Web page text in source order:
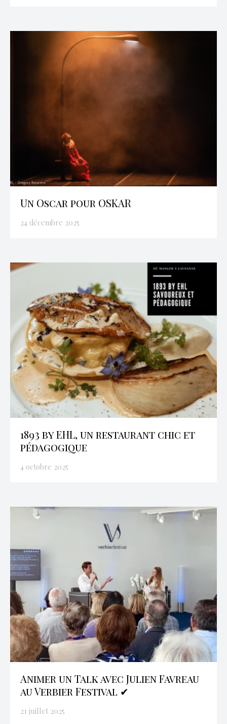
Un Oscar pour OSKAR
24 décembre 2025
1893 by EHL, un restaurant chic et
pédagogique
4 octobre 2025
Animer un Talk avec Julien Favreau
au Verbier Festival ✔
21 juillet 2025